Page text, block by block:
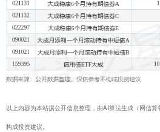
以上内容为本站据公开信息整理，由AI算法生成（网信
构成投资建议。